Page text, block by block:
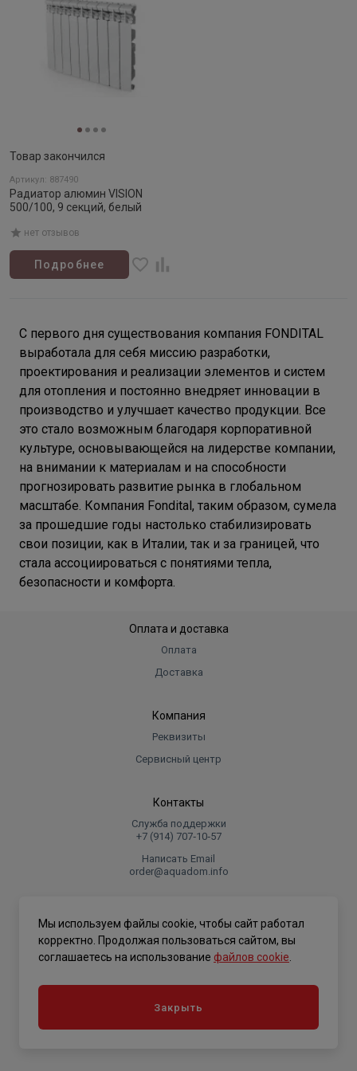
Товар закончился
Артикул: 887490
Радиатор алюмин VISION
500/100, 9 секций, белый
нет отзывов
Подробнее
С первого дня существования компания FONDITAL
выработала для себя миссию разработки,
проектирования и реализации элементов и систем
для отопления и постоянно внедряет инновации в
производство и улучшает качество продукции. Все
это стало возможным благодаря корпоративной
культуре, основывающейся на лидерстве компании,
на внимании к материалам и на способности
прогнозировать развитие рынка в глобальном
масштабе. Компания Fondital, таким образом, сумела
за прошедшие годы настолько стабилизировать
свои позиции, как в Италии, так и за границей, что
стала ассоциироваться с понятиями тепла,
безопасности и комфорта.
Оплата и доставка
Оплата
Доставка
Компания
Реквизиты
Сервисный центр
Контакты
Служба поддержки
+7 (914) 707‑10‑57
Написать Email
order@aquadom.info
.
Мы используем файлы cookie, чтобы сайт работал
корректно. Продолжая пользоваться сайтом, вы
соглашаетесь на использование файлов cookie
Закрыть